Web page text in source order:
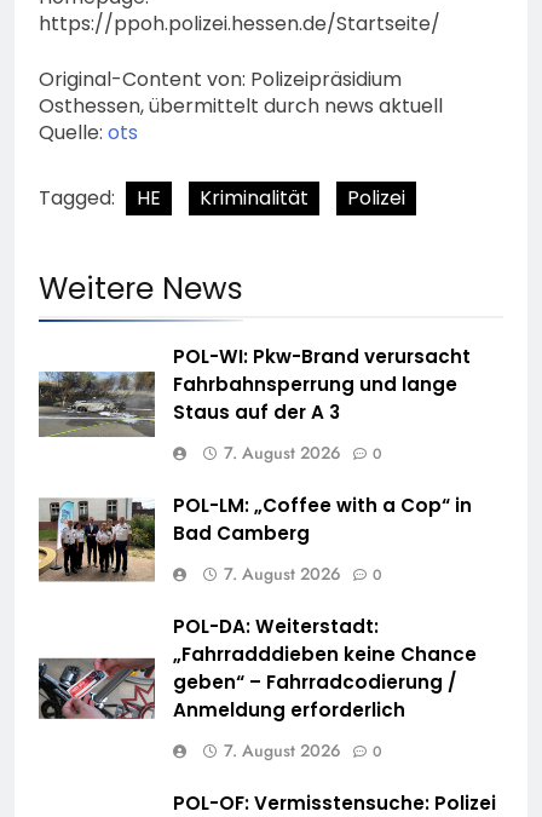
https://ppoh.polizei.hessen.de/Startseite/
Original-Content von: Polizeipräsidium
Osthessen, übermittelt durch news aktuell
Quelle: ots
Tagged: HE Kriminalität Polizei
Weitere News
POL-WI: Pkw-Brand verursacht
Fahrbahnsperrung und lange
Staus auf der A 3
7. August 2026 0
POL-LM: „Coffee with a Cop“ in
Bad Camberg
7. August 2026 0
POL-DA: Weiterstadt:
„Fahrradddieben keine Chance
geben“ – Fahrradcodierung /
Anmeldung erforderlich
7. August 2026 0
POL-OF: Vermisstensuche: Polizei